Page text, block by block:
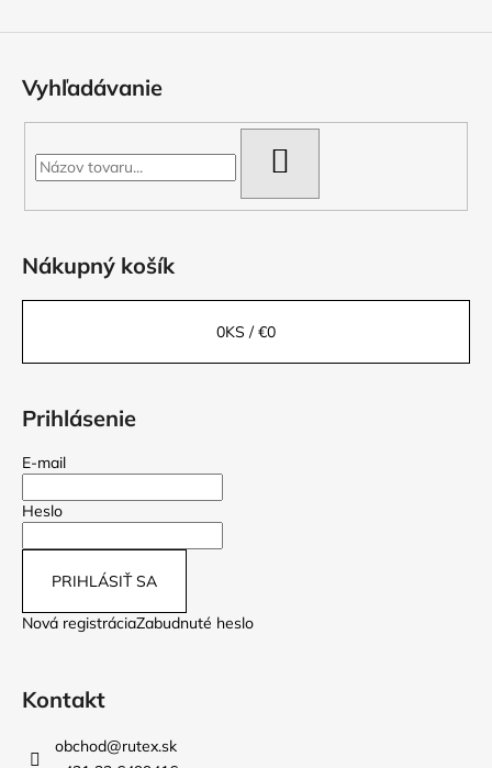
Vyhľadávanie
Nákupný košík
0KS /€0
Prihlásenie
E-mail
Heslo
PRIHLÁSIŤ SA
Nová registráciaZabudnuté heslo
Kontakt
obchod@rutex.sk